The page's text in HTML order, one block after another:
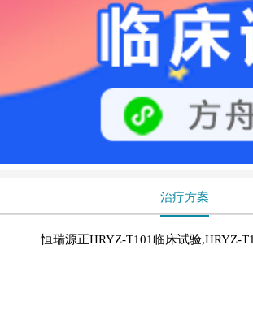
治疗方案
恒瑞源正HRYZ-T101临床试验,HRYZ-